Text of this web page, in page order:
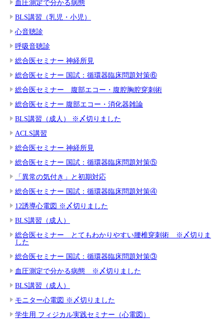
血圧測定で分かる病態
BLS講習（乳児・小児）
心音聴診
呼吸音聴診
総合医セミナー 神経所見
総合医セミナー 国試：循環器臨床問題対策⑥
総合医セミナー 腹部エコー・腹腔胸腔穿刺術
総合医セミナー 腹部エコー・消化器雑論
BLS講習（成人） ※〆切りました
ACLS講習
総合医セミナー 神経所見
総合医セミナー 国試：循環器臨床問題対策⑤
「異常の気付き」と初期対応
総合医セミナー 国試：循環器臨床問題対策④
12誘導心電図 ※〆切りました
BLS講習（成人）
総合医セミナー とてもわかりやすい腰椎穿刺術 ※〆切りま
した
総合医セミナー 国試：循環器臨床問題対策③
血圧測定で分かる病態 ※〆切りました
BLS講習（成人）
モニター心電図 ※〆切りました
学生用 フィジカル実践セミナー（心電図）